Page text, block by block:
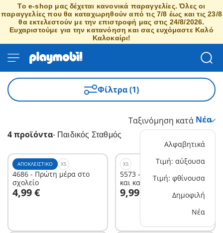
Το e-shop μας δέχεται κανονικά παραγγελίες. Όλες οι
παραγγελίες που θα καταχωρηθούν από τις 7/8 έως και τις 23/8
θα εκτελεστούν με την επιστροφή μας στις 24/8/2026.
Ευχαριστούμε για την κατανόηση και σας ευχόμαστε Καλό
Καλοκαίρι!
Φίλτρα (1)
4 προϊόντα- Παιδικός Σταθμός
Ταξινόμηση κατά
Αλφαβητικά
Τιμή: αύξουσα
Τιμή: φθίνουσα
Δημοφιλή
Νέα
ΑΠΟΚΛΕΙΣΤΙΚΌ XS
4686 - Πρώτη μέρα στο
σχολείο
4,99 €
XS
5573 - Μαμά με δίδυμα
και καροτσάκι
9,99 €Στο καλάθι